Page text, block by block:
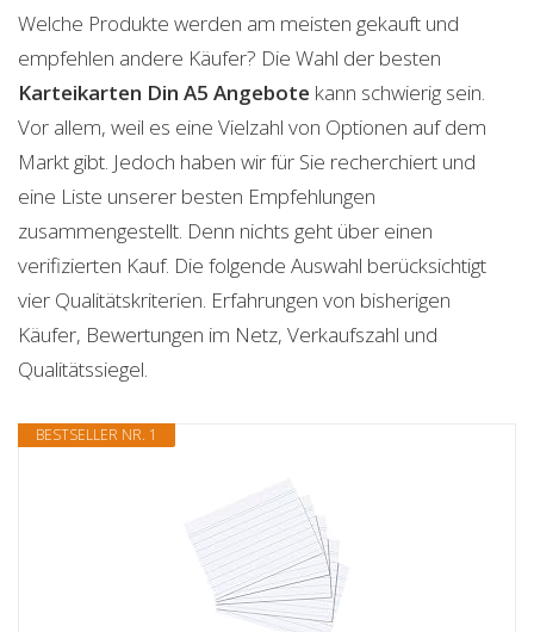
Welche Produkte werden am meisten gekauft und
empfehlen andere Käufer? Die Wahl der besten
Karteikarten Din A5 Angebote kann schwierig sein.
Vor allem, weil es eine Vielzahl von Optionen auf dem
Markt gibt. Jedoch haben wir für Sie recherchiert und
eine Liste unserer besten Empfehlungen
zusammengestellt. Denn nichts geht über einen
verifizierten Kauf. Die folgende Auswahl berücksichtigt
vier Qualitätskriterien. Erfahrungen von bisherigen
Käufer, Bewertungen im Netz, Verkaufszahl und
Qualitätssiegel.
BESTSELLER NR. 1